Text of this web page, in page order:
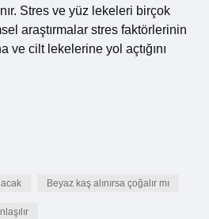
Stres ve yüz lekeleri birçok
araştırmalar stres faktörlerinin
ve cilt lekelerine yol açtığını
Beyaz kaş alınırsa çoğalır mı